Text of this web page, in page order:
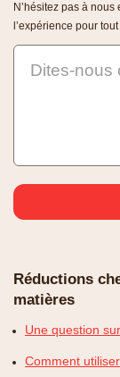
N’hésitez pas à
l’expérience pour
Dites-nous
Réductions
matières
Une question
Comment